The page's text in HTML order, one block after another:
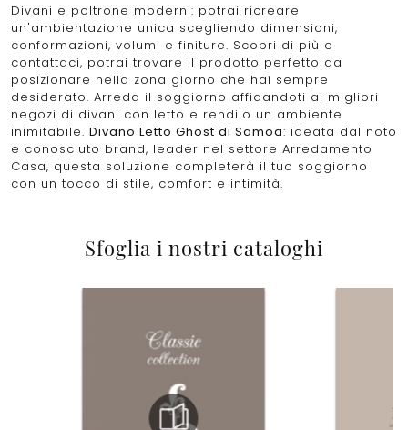
Divani e poltrone moderni: potrai ricreare
un'ambientazione unica scegliendo dimensioni,
conformazioni, volumi e finiture. Scopri di più e
contattaci, potrai trovare il prodotto perfetto da
posizionare nella zona giorno che hai sempre
desiderato. Arreda il soggiorno affidandoti ai migliori
negozi di divani con letto e rendilo un ambiente
inimitabile. Divano Letto Ghost di Samoa: ideata dal noto
e conosciuto brand, leader nel settore Arredamento
Casa, questa soluzione completerà il tuo soggiorno
con un tocco di stile, comfort e intimità.
Sfoglia i nostri cataloghi